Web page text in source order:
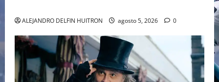
ALEJANDRO DELFIN HUITRON agosto 5, 2026 0